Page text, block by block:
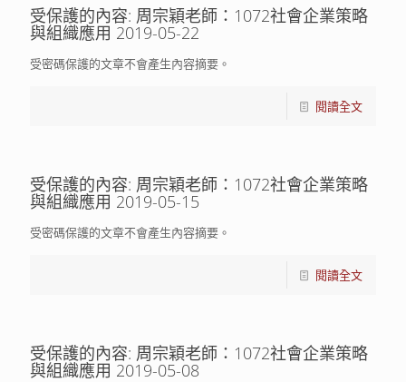
受保護的內容: 周宗穎老師：1072社會企業策略
與組織應用 2019-05-22
受密碼保護的文章不會產生內容摘要。
閱讀全文
受保護的內容: 周宗穎老師：1072社會企業策略
與組織應用 2019-05-15
受密碼保護的文章不會產生內容摘要。
閱讀全文
受保護的內容: 周宗穎老師：1072社會企業策略
與組織應用 2019-05-08